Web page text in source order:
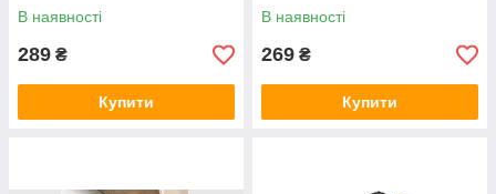
В наявності
289 ₴
Купити
В наявності
269 ₴
Купити